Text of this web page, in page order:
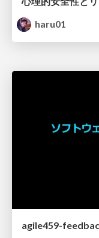
haru01
agile459-